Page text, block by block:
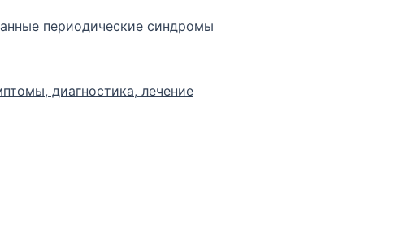
периодические синдромы
диагностика, лечение